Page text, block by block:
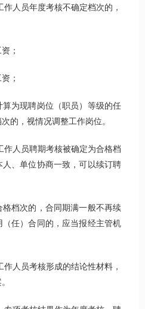
人员年度考核不确定档次的，
；
；
为现聘岗位（职员）等级的任
的，视情况调整工作岗位。
人员聘期考核被确定为合格档
、单位协商一致，可以续订聘
档次的，合同期满一般不再续
任）合同的，应当报经主管机
人员考核形成的结论性材料，